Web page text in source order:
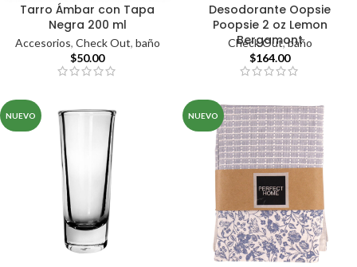
Tarro Ámbar con Tapa
Negra 200 ml
Accesorios, Check Out, baño
$50.00
Desodorante Oopsie
Poopsie 2 oz Lemon
Bergamont
Check Out,baño
$164.00
NUEVO NUEVO